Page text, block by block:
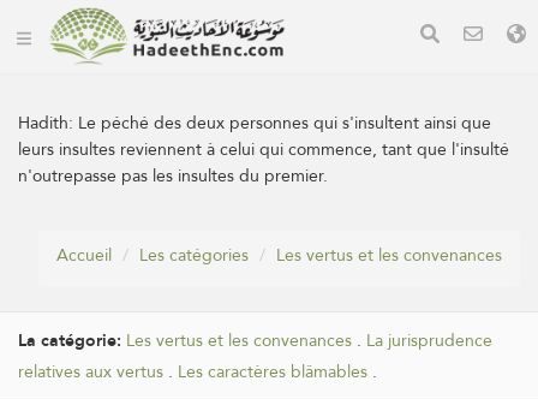
Hadith: Le péché des deux personnes qui s'insultent ainsi que
leurs insultes reviennent à celui qui commence, tant que l'insulté
n'outrepasse pas les insultes du premier.
Accueil Les catégories Les vertus et les convenances
La catégorie: Les vertus et les convenances . La jurisprudence
relatives aux vertus . Les caractères blâmables .